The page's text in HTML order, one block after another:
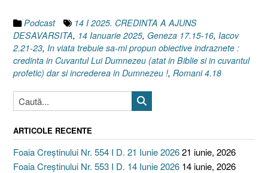
2025”
Podcast
14 I 2025. CREDINTA A AJUNS
DESAVARSITA, 14 Ianuarie 2025, Geneza 17.15-16, Iacov
2.21-23, In viata trebuie sa-mi propun obiective indraznete :
credinta in Cuvantul Lui Dumnezeu (atat in Biblie si in cuvantul
profetic) dar si increderea in Dumnezeu !, Romani 4.18
ARTICOLE RECENTE
Foaia Creștinului Nr. 554 I D. 21 Iunie 202621 iunie, 2026
Foaia Creștinului Nr. 553 I D. 14 Iunie 2026 14 iunie, 2026